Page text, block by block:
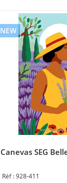
NEW
Canevas SEG
928-411